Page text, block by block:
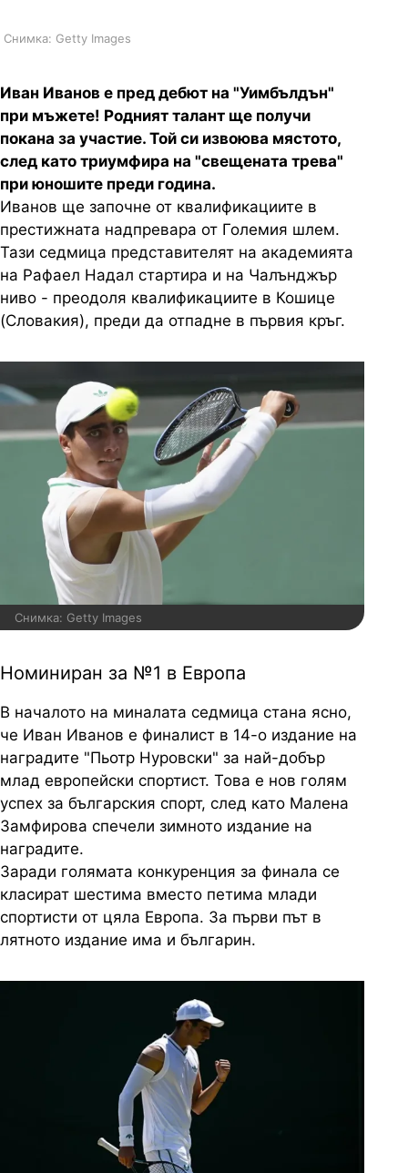
Снимка: Getty Images
Иван Иванов е пред дебют на "Уимбълдън"
при мъжете! Родният талант ще получи
покана за участие. Той си извоюва мястото,
след като триумфира на "свещената трева"
при юношите преди година.
Иванов ще започне от квалификациите в
престижната надпревара от Големия шлем.
Тази седмица представителят на академията
на Рафаел Надал стартира и на Чалънджър
ниво - преодоля квалификациите в Кошице
(Словакия), преди да отпадне в първия кръг.
Снимка: Getty Images
Номиниран за №1 в Европа
В началото на миналата седмица стана ясно,
че Иван Иванов е финалист в 14-о издание на
наградите "Пьотр Нуровски" за най-добър
млад европейски спортист. Това е нов голям
успех за българския спорт, след като Малена
Замфирова спечели зимното издание на
наградите.
Заради голямата конкуренция за финала се
класират шестима вместо петима млади
спортисти от цяла Европа. За първи път в
лятното издание има и българин.